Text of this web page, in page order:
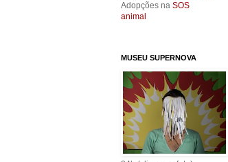
Adopções na SOS
animal
MUSEU SUPERNOVA